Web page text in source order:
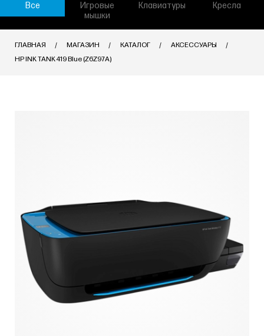
Все
Игровые
мышки
Клавиатуры Кресла
ГЛАВНАЯ МАГАЗИН КАТАЛОГ
АКСЕССУАРЫ
HP INK TANK 419 Blue (Z6Z97A)